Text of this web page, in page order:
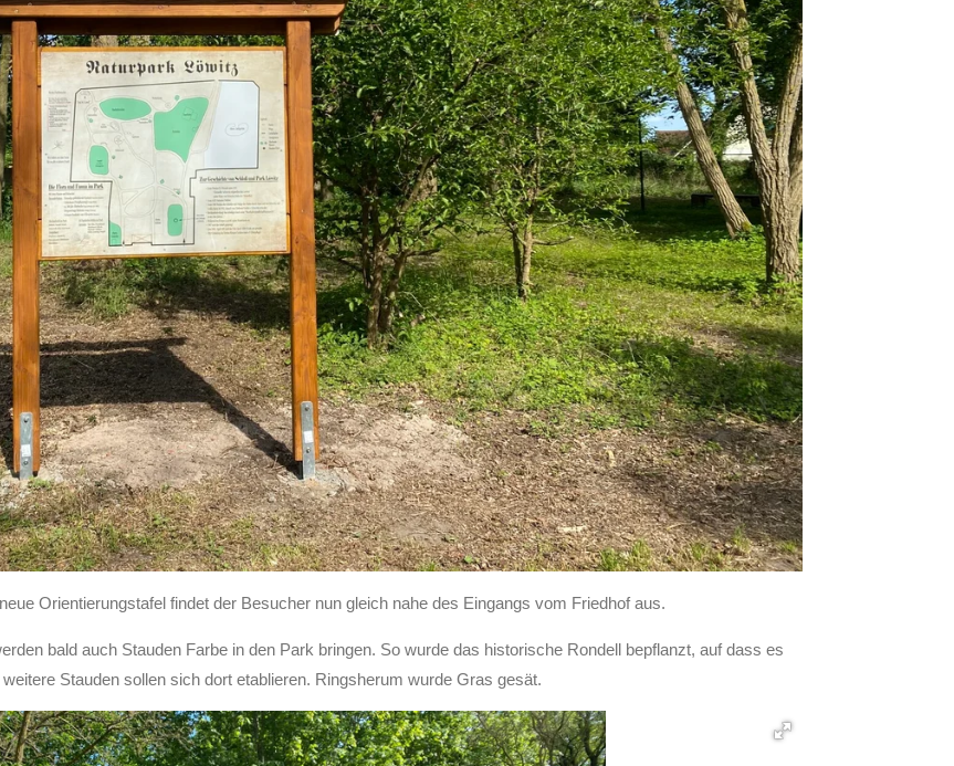
Orientierungstafel findet der Besucher nun gleich nahe des Eingangs vom Friedhof aus.
bald auch Stauden Farbe in den Park bringen. So wurde das historische Rondell bepflanzt, auf dass es
Stauden sollen sich dort etablieren. Ringsherum wurde Gras gesät.